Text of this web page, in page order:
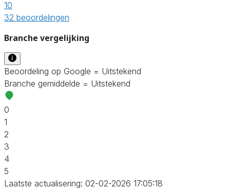
10
32 beoordelingen
Branche vergelijking
Beoordeling op Google = Uitstekend
Branche gemiddelde = Uitstekend
0
1
2
3
4
5
Laatste actualisering: 02-02-2026 17:05:18